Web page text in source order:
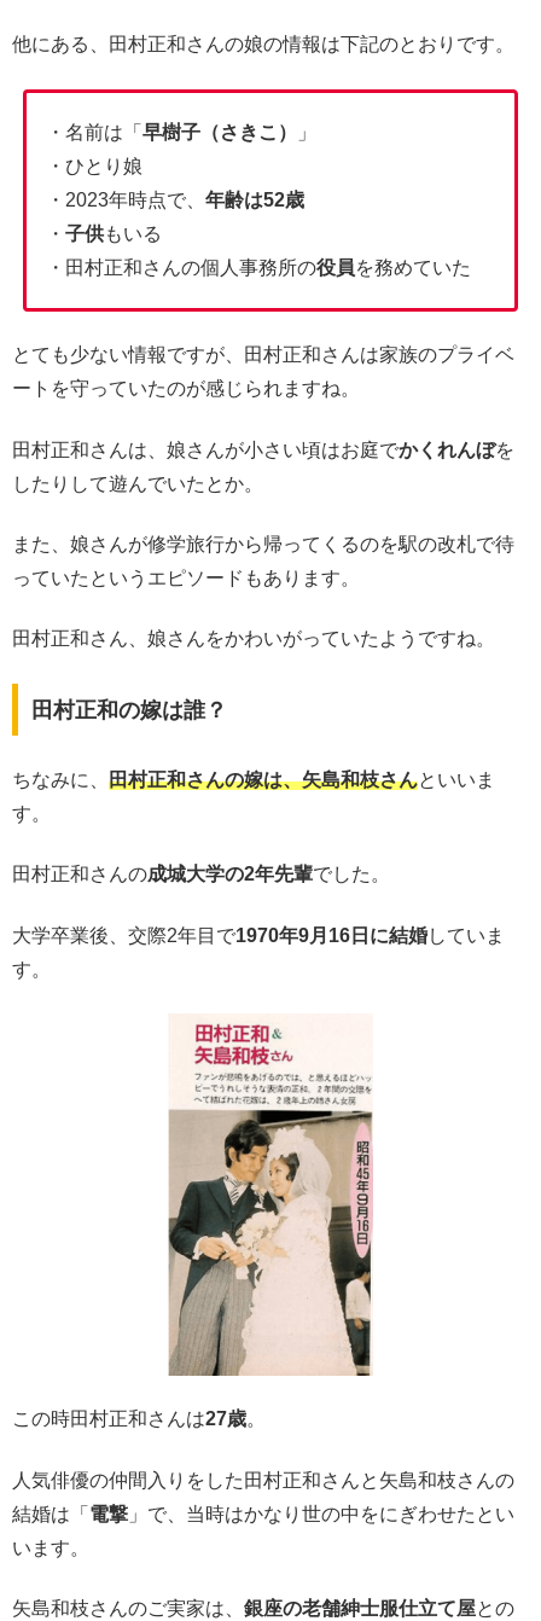
他にある、田村正和さんの娘の情報は下記のとおりです。
・名前は「 早樹子（さきこ）
」
・ひとり娘
・2023年時点で、 年齢は52歳
・ 子供もいる
・田村正和さんの個人事務所の役員を務めていた
とても少ない情報ですが、田村正和さんは家族のプライベ
ートを守っていたのが感じられますね。
田村正和さんは、娘さんが小さい頃はお庭でかくれんぼを
したりして遊んでいたとか。
また、娘さんが修学旅行から帰ってくるのを駅の改札で待
っていたというエピソードもあります。
田村正和さん、娘さんをかわいがっていたようですね。
田村正和の嫁は誰？
ちなみに、 田村正和さんの嫁は、矢島和枝さんといいま
す。
田村正和さんの成城大学の2年先輩でした。
大学卒業後、交際2年目で1970年9月16日に結婚していま
す。
この時田村正和さんは27歳。
人気俳優の仲間入りをした田村正和さんと矢島和枝さんの
結婚は「 電撃 」で、当時はかなり世の中をにぎわせたとい
います。
矢島和枝さんのご実家は、 銀座の老舗紳士服仕立て屋との